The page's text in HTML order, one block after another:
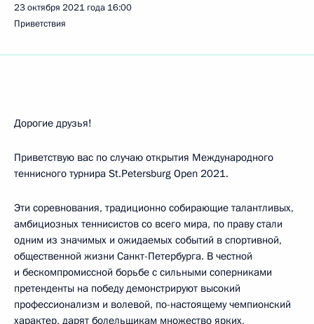
23 октября 2021 года 16:00
Приветствия
Дорогие друзья!
Приветствую вас по случаю открытия Международного
теннисного турнира St.Petersburg Open 2021.
Эти соревнования, традиционно собирающие талантливых,
амбициозных теннисистов со всего мира, по праву стали
одним из значимых и ожидаемых событий в спортивной,
общественной жизни Санкт-Петербурга. В честной
и бескомпромиссной борьбе с сильными соперниками
претенденты на победу демонстрируют высокий
профессионализм и волевой, по-настоящему чемпионский
характер, дарят болельщикам множество ярких,